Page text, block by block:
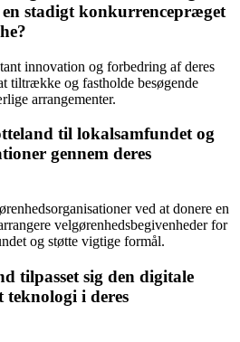
en stadigt konkurrencepræget
innovation og forbedring af deres
tiltrække og fastholde besøgende
arrangementer.
til lokalsamfundet og
gennem deres
ved at donere en
velgørenhedsbegivenheder for
og støtte vigtige formål.
tilpasset sig den digitale
teknologi i deres